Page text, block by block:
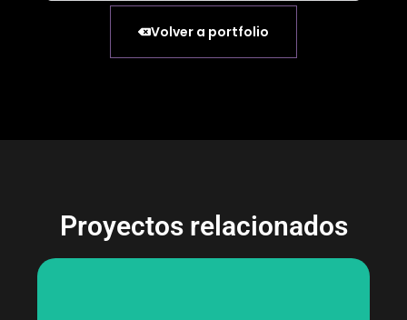
Volver a portfolio
Proyectos relacionados